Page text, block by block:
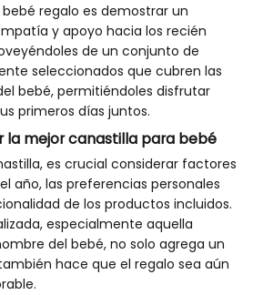
regalo es demostrar un
y apoyo hacia los recién
de un conjunto de
seleccionados que cubren las
bebé, permitiéndoles disfrutar
primeros días juntos.
la mejor canastilla para bebé
es crucial considerar factores
año, las preferencias personales
de los productos incluidos.
especialmente aquella
del bebé, no solo agrega un
hace que el regalo sea aún